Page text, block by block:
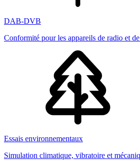
DAB-DVB
Conformité pour les appareils de radio et
Essais environnementaux
Simulation climatique, vibratoire et